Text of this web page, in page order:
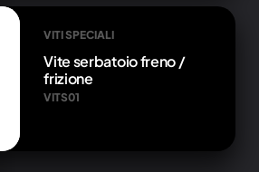
VITI SPECIALI
Vite serbatoio freno /
frizione
VITS01